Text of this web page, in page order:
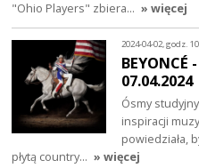
"Ohio Players" zbiera… » więcej
2024-04-02, godz.
07.04.2024
Ósmy
inspiracji
powiedziała,
płytą country… » więcej